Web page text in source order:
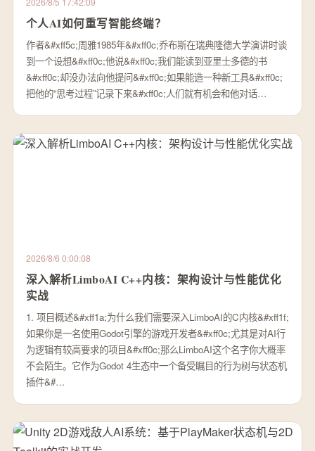
个人AI如何重写智能终端？
作者&#xff5c;周雅1985年&#xff0c;乔布斯在瑞典隆德大学演讲时谈
到一个设想&#xff0c;他说&#xff0c;我们能读到亚里士多德的书
&#xff0c;却没办法向他提问&#xff0c;如果能造一种新工具&#xff0c;
把他的“思考过程”记录下来&#xff0c;人们就有机会和他对话…
2026/8/6 0:00:08
深入解析LimboAI C++内核：架构设计与性能优化
实战
1. 项目概述&#xff1a;为什么我们需要深入LimboAI的C内核&#xff1f;
如果你是一名使用Godot引擎的游戏开发者&#xff0c;尤其是对AI行
为逻辑有较高要求的项目&#xff0c;那么LimboAI这个名字你大概率
不会陌生。它作为Godot 4生态中一个备受瞩目的行为树与状态机
插件&#…